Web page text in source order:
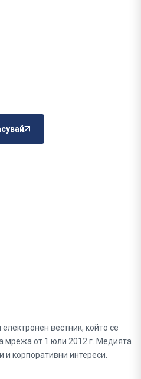
вестник, който се
мрежа от 1 юли 2012 г. Медията
и корпоративни интереси.